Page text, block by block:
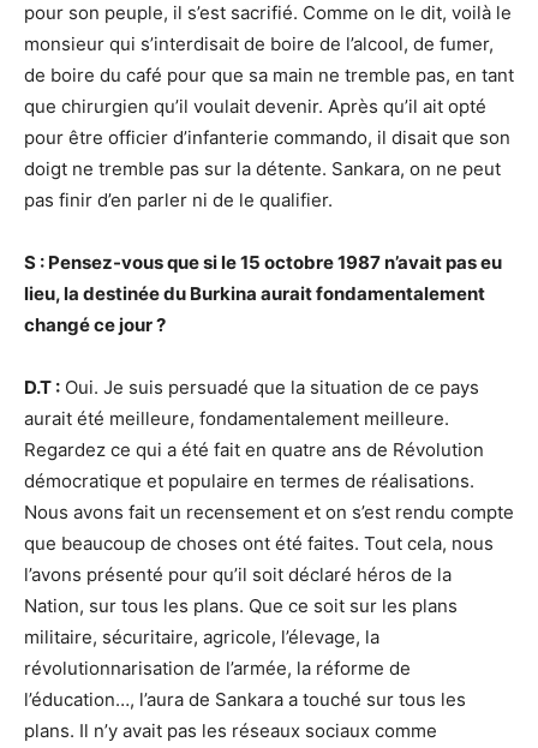
pour son peuple, il s’est sacrifié. Comme on le dit, voilà le
monsieur qui s’interdisait de boire de l’alcool, de fumer,
de boire du café pour que sa main ne tremble pas, en tant
que chirurgien qu’il voulait devenir. Après qu’il ait opté
pour être officier d’infanterie commando, il disait que son
doigt ne tremble pas sur la détente. Sankara, on ne peut
pas finir d’en parler ni de le qualifier.
S : Pensez-vous que si le 15 octobre 1987 n’avait pas eu
lieu, la destinée du Burkina aurait fondamentalement
changé ce jour ?
D.T : Oui. Je suis persuadé que la situation de ce pays
aurait été meilleure, fondamentalement meilleure.
Regardez ce qui a été fait en quatre ans de Révolution
démocratique et populaire en termes de réalisations.
Nous avons fait un recensement et on s’est rendu compte
que beaucoup de choses ont été faites. Tout cela, nous
l’avons présenté pour qu’il soit déclaré héros de la
Nation, sur tous les plans. Que ce soit sur les plans
militaire, sécuritaire, agricole, l’élevage, la
révolutionnarisation de l’armée, la réforme de
l’éducation…, l’aura de Sankara a touché sur tous les
plans. Il n’y avait pas les réseaux sociaux comme